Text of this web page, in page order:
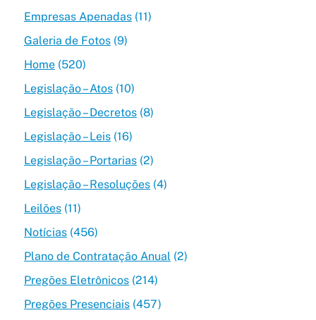
Empresas Apenadas(11)
Galeria de Fotos(9)
Home(520)
Legislação – Atos(10)
Legislação – Decretos(8)
Legislação – Leis(16)
Legislação – Portarias(2)
Legislação – Resoluções(4)
Leilões(11)
Notícias(456)
Plano de Contratação Anual (2)
Pregões Eletrônicos(214)
Pregões Presenciais(457)